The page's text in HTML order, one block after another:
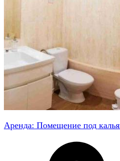
Аренда: Помещение под